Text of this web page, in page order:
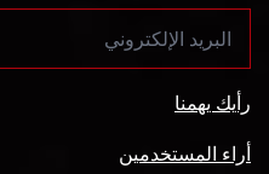
رأيك يهمنا
أراء المستخدمين